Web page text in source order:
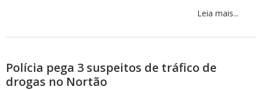
Leia mais...
Polícia pega 3 suspeitos de tráfico de
drogas no Nortão